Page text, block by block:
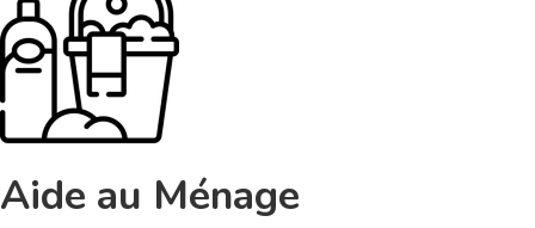
Aide au Ménage